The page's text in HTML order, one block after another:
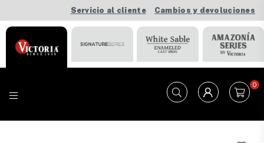
Servicio al cliente Cambios y devoluciones
0